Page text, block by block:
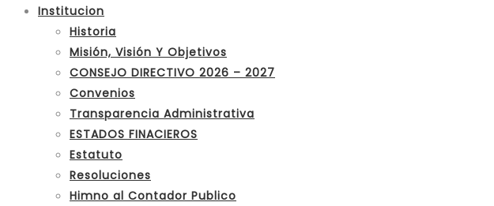
Institucion
Historia
Misión, Visión Y Objetivos
CONSEJO DIRECTIVO 2026 – 2027
Convenios
Transparencia Administrativa
ESTADOS FINACIEROS
Estatuto
Resoluciones
Himno al Contador Publico